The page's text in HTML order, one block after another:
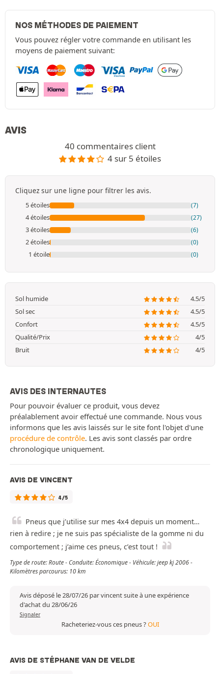
NOS MÉTHODES DE PAIEMENT
Vous pouvez régler votre commande en utilisant les
moyens de paiement suivant:
AVIS
40 commentaires client
4 sur 5 étoiles
Cliquez sur une ligne pour filtrer les avis.
5 étoiles (7)
4 étoiles (27)
3 étoiles (6)
2 étoiles (0)
1 étoile (0)
Sol humide
4.5/5
Sol sec
4.5/5
Confort
4.5/5
Qualité/Prix
4/5
Bruit
4/5
AVIS DES INTERNAUTES
Pour pouvoir évaluer ce produit, vous devez
préalablement avoir effectué une commande. Nous vous
informons que les avis laissés sur le site font l'objet d'une
procédure de contrôle. Les avis sont classés par ordre
chronologique uniquement.
AVIS DE VINCENT
4/5
Pneus que j’utilise sur mes 4x4 depuis un moment…
rien à redire ; je ne suis pas spécialiste de la gomme ni du
comportement ; j’aime ces pneus, c’est tout !
Type de route: Route - Conduite: Économique - Véhicule: jeep kj 2006 -
Kilomètres parcourus: 10 km
Avis déposé le 28/07/26 par vincent suite à une expérience
d'achat du 28/06/26
Signaler
Racheteriez-vous ces pneus ?OUI
AVIS DE STÉPHANE VAN DE VELDE